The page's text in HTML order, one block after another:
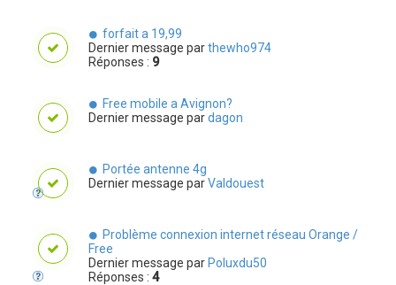
forfait a 19,99
Dernier message parthewho974
Réponses : 9
Free mobile a Avignon?
Dernier message pardagon
Portée antenne 4g
Dernier message parValdouest
Problème connexion internet réseau Orange /
Free
Dernier message parPoluxdu50
Réponses : 4